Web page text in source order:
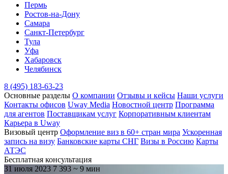
Пермь
Ростов-на-Дону
Самара
Санкт-Петербург
Тула
Уфа
Хабаровск
Челябинск
8 (495) 183-63-23
Основные разделы О компании Отзывы и кейсы Наши услуги
Контакты офисов Uway Media Новостной центр Программа
для агентов Поставщикам услуг Корпоративным клиентам
Карьера в Uway
Визовый центр Оформление виз в 60+ стран мира Ускоренная
запись на визу Банковские карты СНГ Визы в Россию Карты
АТЭС
Бесплатная консультация
31 июля 2023 7 393 ~ 9 мин